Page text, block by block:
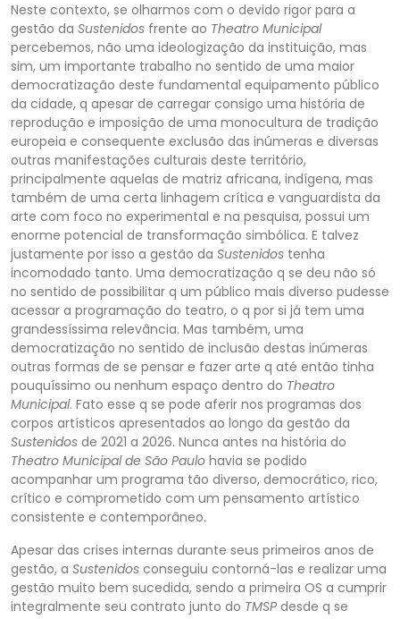
Neste contexto, se olharmos com o devido rigor para a
gestão da Sustenidos frente ao Theatro Municipal
percebemos, não uma ideologização da instituição, mas
sim, um importante trabalho no sentido de uma maior
democratização deste fundamental equipamento público
da cidade, q apesar de carregar consigo uma história de
reprodução e imposição de uma monocultura de tradição
europeia e consequente exclusão das inúmeras e diversas
outras manifestações culturais deste território,
principalmente aquelas de matriz africana, indígena, mas
também de uma certa linhagem crítica e vanguardista da
arte com foco no experimental e na pesquisa, possui um
enorme potencial de transformação simbólica. E talvez
justamente por isso a gestão da Sustenidos tenha
incomodado tanto. Uma democratização q se deu não só
no sentido de possibilitar q um público mais diverso pudesse
acessar a programação do teatro, o q por si já tem uma
grandessíssima relevância. Mas também, uma
democratização no sentido de inclusão destas inúmeras
outras formas de se pensar e fazer arte q até então tinha
pouquíssimo ou nenhum espaço dentro do Theatro
Municipal. Fato esse q se pode aferir nos programas dos
corpos artísticos apresentados ao longo da gestão da
Sustenidos de 2021 a 2026. Nunca antes na história do
Theatro Municipal de São Paulo havia se podido
acompanhar um programa tão diverso, democrático, rico,
crítico e comprometido com um pensamento artístico
consistente e contemporâneo.
Apesar das crises internas durante seus primeiros anos de
gestão, a Sustenidos conseguiu contorná-las e realizar uma
gestão muito bem sucedida, sendo a primeira OS a cumprir
integralmente seu contrato junto do TMSP desde q se